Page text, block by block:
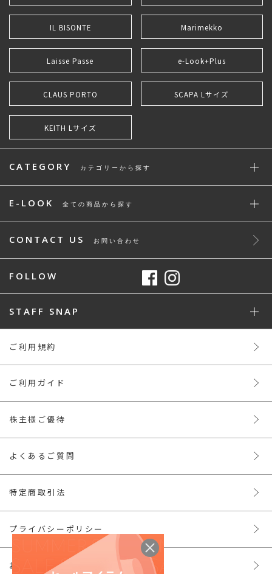
IL BISONTE Marimekko
Laisse Passe e-Look+Plus
CLAUS PORTO SCAPA Lサイズ
KEITH Lサイズ
CATEGORY カテゴリーから探す
E-LOOK 全ての商品から探す
CONTACT US お問い合わせ
FOLLOW
STAFF SNAP
ご利用規約
ご利用ガイド
株主様ご優待
よくあるご質問
特定商取引法
プライバシーポリシー
お問い合わせ